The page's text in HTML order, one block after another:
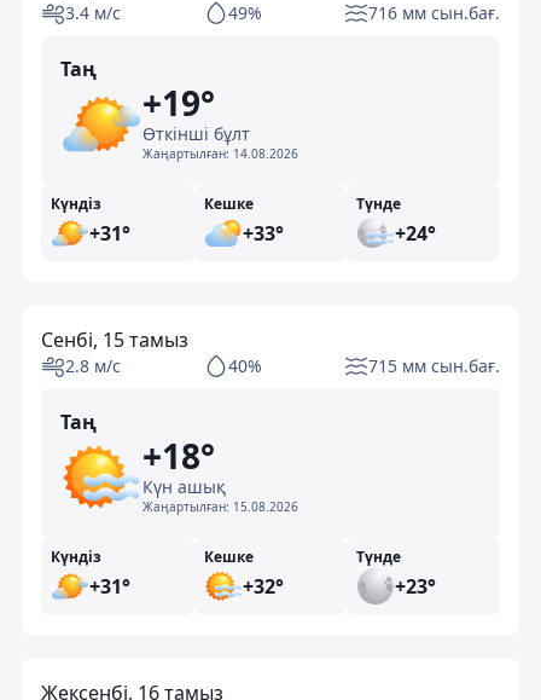
3.4 м/с 49% 716 мм сын.бағ.
Таң
+19°
Өткінші бұлт
Жаңартылған: 14.08.2026
Күндіз
+31°
Кешке
+33°
Түнде
+24°
Сенбі, 15 тамыз
2.8 м/с 40% 715 мм сын.бағ.
Таң
+18°
Күн ашық
Жаңартылған: 15.08.2026
Күндіз
+31°
Кешке
+32°
Түнде
+23°
Жексенбі, 16 тамыз